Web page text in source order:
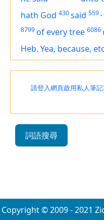
hath God 430said 559 ,
8799of every tree 6086
Heb. Yea, because,
請登入網頁啟用私人筆記
詞語搜尋
Copyright © 2009 - 2021